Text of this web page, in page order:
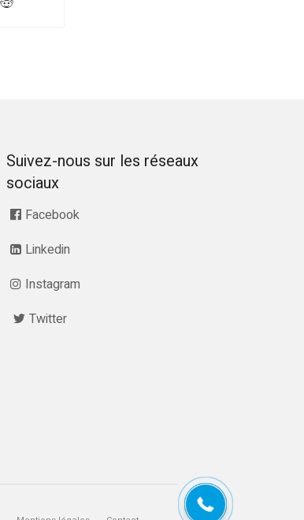
Suivez-nous sur les réseaux
sociaux
Facebook
Linkedin
Instagram
Twitter